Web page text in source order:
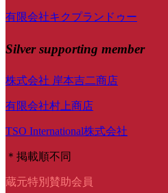
有限会社キクプランドゥー
Silver supporting member
株式会社 岸本吉二商店
有限会社村上商店
TSO International株式会社
＊掲載順不同
蔵元特別賛助会員